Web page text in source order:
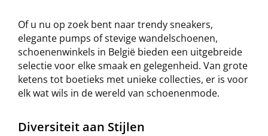
Of u nu op zoek bent naar trendy sneakers,
elegante pumps of stevige wandelschoenen,
schoenenwinkels in België bieden een uitgebreide
selectie voor elke smaak en gelegenheid. Van grote
ketens tot boetieks met unieke collecties, er is voor
elk wat wils in de wereld van schoenenmode.
Diversiteit aan Stijlen